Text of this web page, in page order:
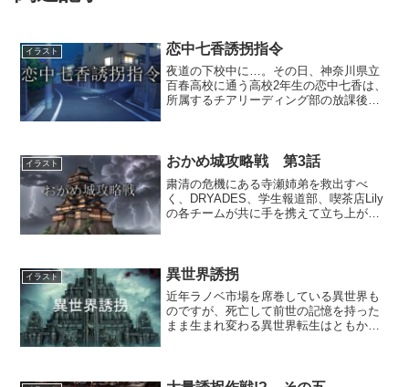
イラスト 恋中七香誘拐指令
夜道の下校中に…。その日、神奈川県立
百春高校に通う高校2年生の恋中七香は、
所属するチアリーディング部の放課後の
就いていた。しかしそん...
イラスト おかめ城攻略戦 第3話
粛清の危機にある寺瀬姉弟を救出すべ
く、DRYADES、学生報道部、喫茶店Lily
の各チームが共に手を携えて立ち上がっ
えられていく仲間た...
イラスト 異世界誘拐
近年ラノベ市場を席巻している異世界も
のですが、死亡して前世の記憶を持った
まま生まれ変わる異世界転生はともか
を得ました。